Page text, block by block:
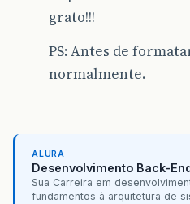
grato!!!
PS: Antes de
normalmente.
ALURA
Desenvolvimento Back-
Sua Carreira em
fundamentos à arquitetura de